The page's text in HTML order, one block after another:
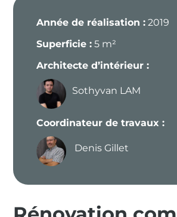
Année de réalisation : 2019
Superficie : 5 m²
Architecte d’intérieur :
Sothyvan LAM
Coordinateur de travaux :
Denis Gillet